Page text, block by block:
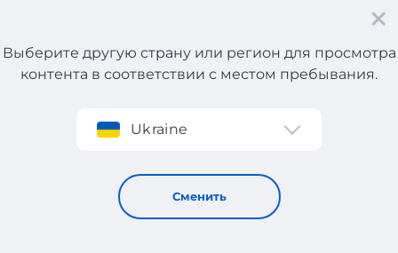
Регистрация
Выберите другую страну или регион для просмотра
контента в соответствии с местом пребывания.
Ukraine
Сменить
Спортивная одежда из Англии
Спортивная одежда из
Англии